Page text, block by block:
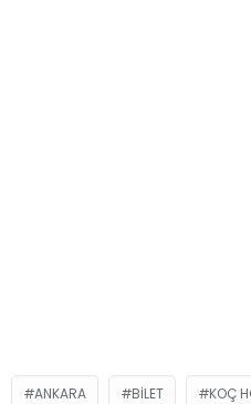
ANKARA BILET KOÇ